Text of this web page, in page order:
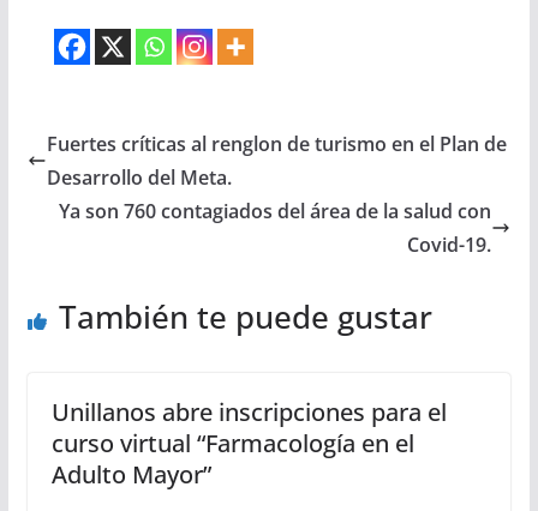
Fuertes críticas al renglon de turismo en el Plan de
Desarrollo del Meta.
Ya son 760 contagiados del área de la salud con
Covid-19.
También te puede gustar
Unillanos abre inscripciones para el
curso virtual “Farmacología en el
Adulto Mayor”